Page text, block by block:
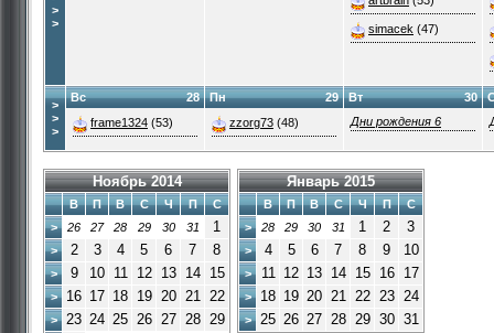
>
>
simacek (47)
>
>
>
28
Вс
frame1324 (53)
29
Пн
zzorg73 (48)
30
Вт
Дни рождения 6
Ноябрь 2014
В П В С Ч П
С
>
26 27 28 29 30 31 1
> 2 3 4 5 6 7 8
> 9 10 11 12 13 14 15
> 16 17 18 19 20 21 22
> 23 24 25 26 27 28 29
Январь 2015
В П В С Ч П
С
>
28 29 30 31 1 2 3
> 4 5 6 7 8 9 10
> 11 12 13 14 15 16 17
> 18 19 20 21 22 23 24
> 25 26 27 28 29 30 31